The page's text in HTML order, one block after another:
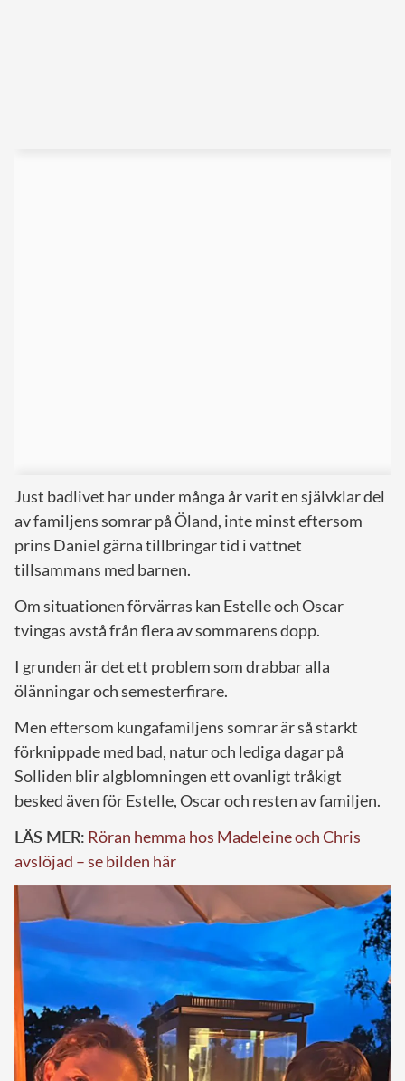
Just badlivet har under många år varit en självklar del
av familjens somrar på Öland, inte minst eftersom
prins Daniel gärna tillbringar tid i vattnet
tillsammans med barnen.
Om situationen förvärras kan Estelle och Oscar
tvingas avstå från flera av sommarens dopp.
I grunden är det ett problem som drabbar alla
ölänningar och semesterfirare.
Men eftersom kungafamiljens somrar är så starkt
förknippade med bad, natur och lediga dagar på
Solliden blir algblomningen ett ovanligt tråkigt
besked även för Estelle, Oscar och resten av familjen.
LÄS MER: Röran hemma hos Madeleine och Chris
avslöjad – se bilden här